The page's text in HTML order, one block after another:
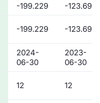
-199.229
-123.693
-199.229 -123.693
2024-
06-30
2023-
06-30
12 12